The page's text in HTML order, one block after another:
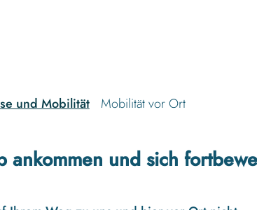
u
s
h
und Mobilität Mobilität vor Ort
ankommen und sich